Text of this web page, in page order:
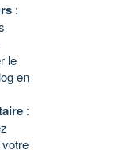
:
le
en
:
votre